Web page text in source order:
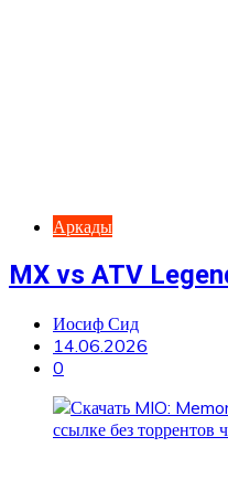
Аркады
MX vs ATV
Иосиф Сид
14.06.2026
0